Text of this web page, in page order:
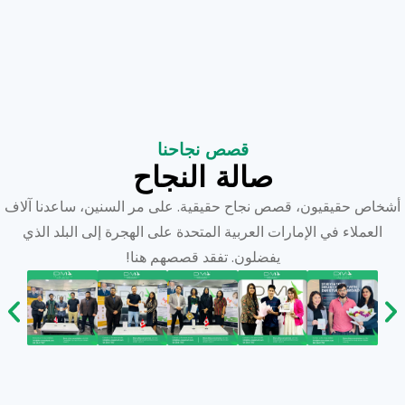
قصص نجاحنا
صالة النجاح
أشخاص حقيقيون، قصص نجاح حقيقية. على مر السنين، ساعدنا آلاف
العملاء في الإمارات العربية المتحدة على الهجرة إلى البلد الذي
يفضلون. تفقد قصصهم هنا!